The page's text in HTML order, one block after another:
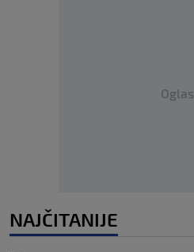
Oglas
NAJČITANIJE